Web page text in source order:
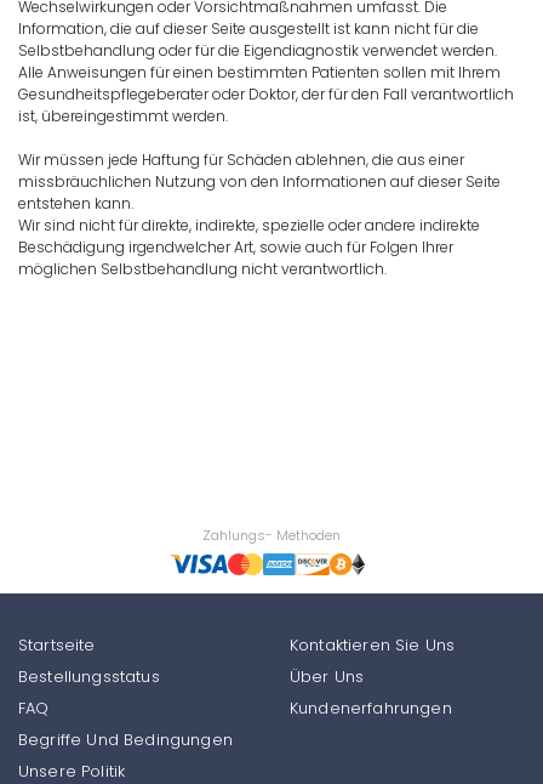
Wechselwirkungen oder Vorsichtmaßnahmen umfasst. Die
Information, die auf dieser Seite ausgestellt ist kann nicht für die
Selbstbehandlung oder für die Eigendiagnostik verwendet werden.
Alle Anweisungen für einen bestimmten Patienten sollen mit Ihrem
Gesundheitspflegeberater oder Doktor, der für den Fall verantwortlich
ist, übereingestimmt werden.
Wir müssen jede Haftung für Schäden ablehnen, die aus einer
missbräuchlichen Nutzung von den Informationen auf dieser Seite
entstehen kann.
Wir sind nicht für direkte, indirekte, spezielle oder andere indirekte
Beschädigung irgendwelcher Art, sowie auch für Folgen Ihrer
möglichen Selbstbehandlung nicht verantwortlich.
Zahlungs- Methoden
Startseite
Bestellungsstatus
FAQ
Kontaktieren Sie Uns
Über Uns
Kundenerfahrungen
Begriffe Und Bedingungen
Unsere Politik